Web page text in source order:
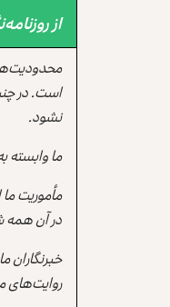
از
است. در
نشود.
ما وابسته
مأموریت
در آن همه
روایت‌های